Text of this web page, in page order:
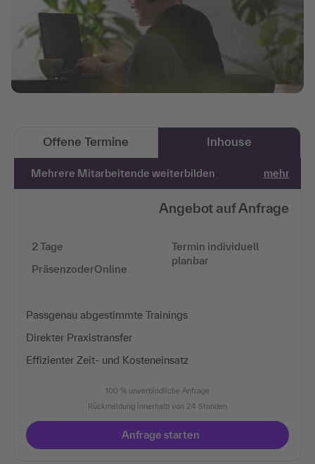
Offene Termine Inhouse
Mehrere Mitarbeitende weiterbilden mehr
Angebot auf Anfrage
2 Tage
PräsenzoderOnline
Termin individuell
planbar
Passgenau abgestimmte Trainings
Direkter Praxistransfer
Effizienter Zeit- und Kosteneinsatz
100 % unverbindliche Anfrage
Rückmeldung innerhalb von 24 Stunden
Anfrage starten